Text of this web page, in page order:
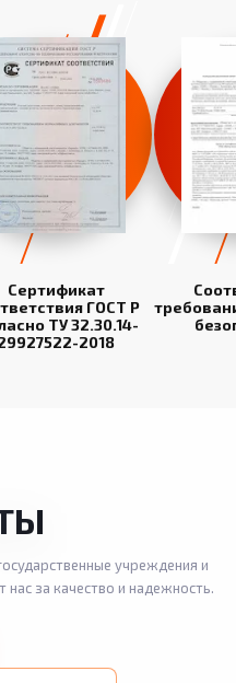
Сертификат
ГОСТ Р
ТУ 32.30.14-
2018
учреждения и
за качество и надежность.